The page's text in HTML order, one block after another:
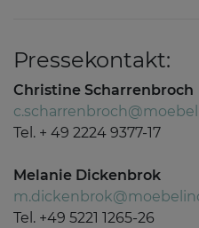
Pressekontakt:
Christine Scharrenbroch
Tel. + 49 2224 9377-17
Melanie Dickenbrok
Tel. +49 5221 1265-26